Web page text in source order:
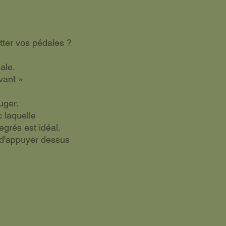
vos pédales ?
»
laquelle
est idéal.
dessus